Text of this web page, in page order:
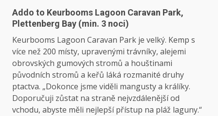
Addo to Keurbooms Lagoon Caravan Park,
Plettenberg Bay (min. 3 noci)
Keurbooms Lagoon Caravan Park je velký. Kemp s
více než 200 místy, upravenými trávníky, alejemi
obrovských gumových stromů a houštinami
původních stromů a keřů láká rozmanité druhy
ptactva. „Dokonce jsme viděli mangusty a králíky.
Doporučuji zůstat na straně nejvzdálenější od
vchodu, abyste měli nejlepší přístup na pláž laguny.“